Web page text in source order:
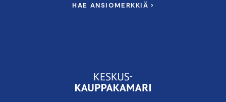
HAE ANSIOMERKKIÄ ›